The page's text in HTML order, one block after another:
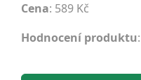
Cena: 589 Kč
Hodnocení produktu: